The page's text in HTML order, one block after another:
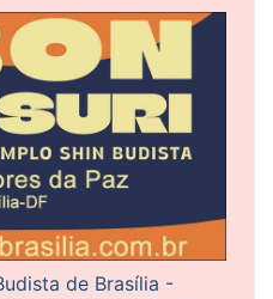
de Brasília -